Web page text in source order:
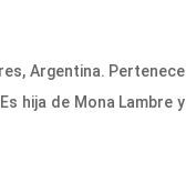
Argentina. Pertenece
hija de Mona Lambre y